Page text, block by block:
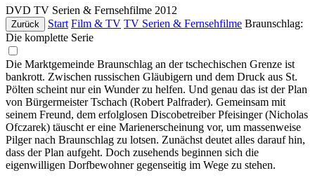
DVD TV Serien & Fernsehfilme 2012
Zurück Start Film & TV TV Serien & Fernsehfilme Braunschlag:
Die komplette Serie
Die Marktgemeinde Braunschlag an der tschechischen Grenze ist
bankrott. Zwischen russischen Gläubigern und dem Druck aus St.
Pölten scheint nur ein Wunder zu helfen. Und genau das ist der Plan
von Bürgermeister Tschach (Robert Palfrader). Gemeinsam mit
seinem Freund, dem erfolglosen Discobetreiber Pfeisinger (Nicholas
Ofczarek) täuscht er eine Marienerscheinung vor, um massenweise
Pilger nach Braunschlag zu lotsen. Zunächst deutet alles darauf hin,
dass der Plan aufgeht. Doch zusehends beginnen sich die
eigenwilligen Dorfbewohner gegenseitig im Wege zu stehen.